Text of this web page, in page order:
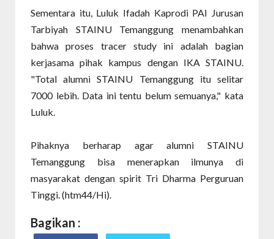
Sementara itu, Luluk Ifadah Kaprodi PAI Jurusan
Tarbiyah STAINU Temanggung menambahkan
bahwa proses tracer study ini adalah bagian
kerjasama pihak kampus dengan IKA STAINU.
"Total alumni STAINU Temanggung itu selitar
7000 lebih. Data ini tentu belum semuanya," kata
Luluk.
Pihaknya berharap agar alumni STAINU
Temanggung bisa menerapkan ilmunya di
masyarakat dengan spirit Tri Dharma Perguruan
Tinggi. (htm44/Hi).
Bagikan :